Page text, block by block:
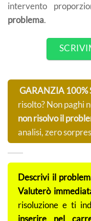
intervento
problema.
GARANZIA 100%
risolto? Non paghi
non risolvo il
analisi, zero
Descrivi il
Valuterò
risoluzione e ti
inserire nel